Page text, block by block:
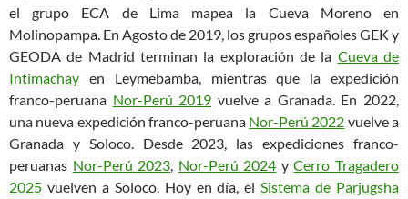
el grupo ECA de Lima mapea la Cueva Moreno en
Molinopampa. En Agosto de 2019, los grupos españoles GEK y
GEODA de Madrid terminan la exploración de la Cueva de
Intimachay en Leymebamba, mientras que la expedición
franco-peruana Nor-Perú 2019 vuelve a Granada. En 2022,
una nueva expedición franco-peruana Nor-Perú 2022 vuelve a
Granada y Soloco. Desde 2023, las expediciones franco-
peruanas Nor-Perú 2023, Nor-Perú 2024 yCerro Tragadero
2025 vuelven a Soloco. Hoy en día, elSistema de Parjugsha